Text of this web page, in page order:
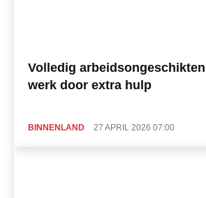
Volledig
werk door extra hulp
BINNENLAND 27 APRIL 2026 07:00